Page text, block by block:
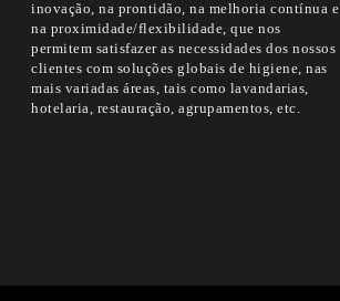
inovação, na prontidão, na melhoria contínua e
na proximidade/flexibilidade, que nos
permitem satisfazer as necessidades dos nossos
clientes com soluções globais de higiene, nas
mais variadas áreas, tais como lavandarias,
hotelaria, restauração, agrupamentos, etc.